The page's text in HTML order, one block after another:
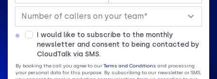
I would like to subscribe to the monthly
newsletter and consent to being contacted by
CloudTalk via SMS.
By booking the call you agree to our Terms and Conditions and processing
your personal data for this purpose. By subscribing to our newsletter or SMS,